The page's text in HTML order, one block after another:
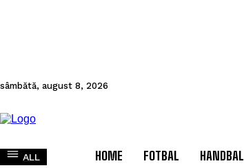
sâmbătă, august 8, 2026
ALL HOME FOTBAL HANDBAL